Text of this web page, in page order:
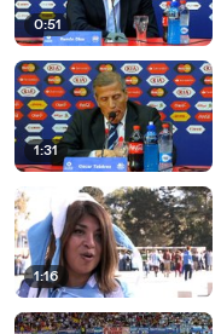
0:51
1:31
1:16